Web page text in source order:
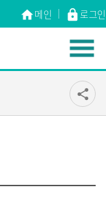
홈
home메인 lock로그인
share